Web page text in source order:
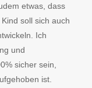
etwas, dass
soll sich auch
Ich
und
sicher sein,
ist.